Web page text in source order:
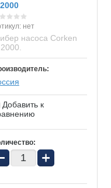
нет
насоса Corken
Добавить к
+